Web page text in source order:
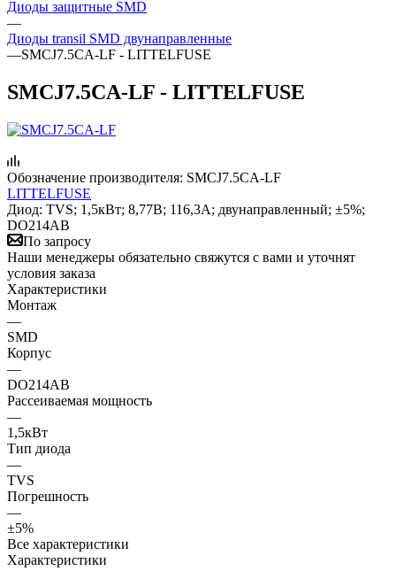
Диоды защитные SMD
—
Диоды transil SMD двунаправленные
—SMCJ7.5CA-LF - LITTELFUSE
SMCJ7.5CA-LF - LITTELFUSE
Обозначение производителя: SMCJ7.5CA-LF
LITTELFUSE
Диод: TVS; 1,5кВт; 8,77В; 116,3А; двунаправленный; ±5%;
DO214AB
По запросу
Наши менеджеры обязательно свяжутся с вами и уточнят
условия заказа
Характеристики
Монтаж
—
SMD
Корпус
—
DO214AB
Рассеиваемая мощность
—
1,5кВт
Тип диода
—
TVS
Погрешность
—
±5%
Все характеристики
Характеристики